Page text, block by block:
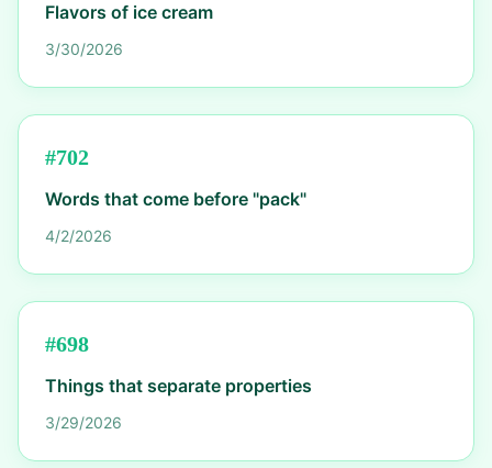
Flavors of ice cream
3/30/2026
#702
Words that come before "pack"
4/2/2026
#698
Things that separate properties
3/29/2026